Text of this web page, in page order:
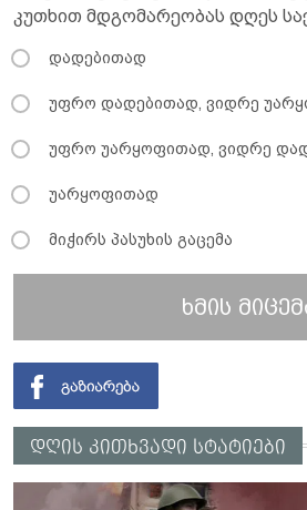
კუთხით მდგომარეობას დღეს
დადებითად
უფრო დადებითად, ვიდრე
უფრო უარყოფითად, ვიდრე
უარყოფითად
მიჭირს პასუხის გაცემა
ხმის
დღის კითხვადი სტატიები